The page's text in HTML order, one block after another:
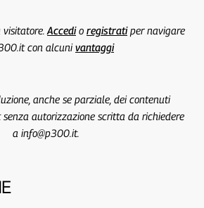
Accedio registratiper navigare
con alcunivantaggi
anche se parziale, dei contenuti
autorizzazione scritta da richiedere
a info@p300.it.